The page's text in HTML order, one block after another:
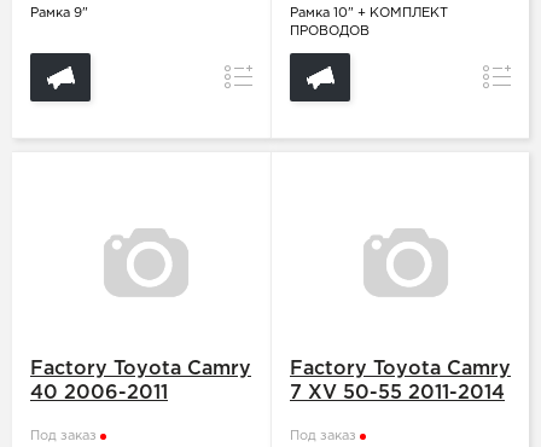
Рамка 9"
Сравнение
Рамка 10" + КОМПЛЕКТ
ПРОВОДОВ
Factory Toyota Camry
40 2006-2011
Под заказ
Factory Toyota Camry
7 XV 50-55 2011-2014
Под заказ